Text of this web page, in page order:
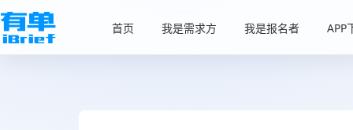
首页 我是需求方 我是报名者 APP